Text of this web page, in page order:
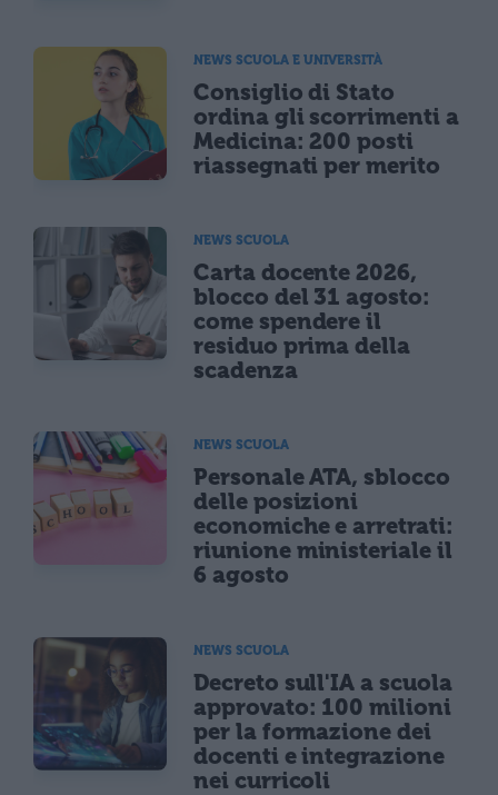
NEWS SCUOLA E UNIVERSITÀ
Consiglio di Stato
ordina gli scorrimenti a
Medicina: 200 posti
riassegnati per merito
NEWS SCUOLA
Carta docente 2026,
blocco del 31 agosto:
come spendere il
residuo prima della
scadenza
NEWS SCUOLA
Personale ATA, sblocco
delle posizioni
economiche e arretrati:
riunione ministeriale il
6 agosto
NEWS SCUOLA
Decreto sull'IA a scuola
approvato: 100 milioni
per la formazione dei
docenti e integrazione
nei curricoli